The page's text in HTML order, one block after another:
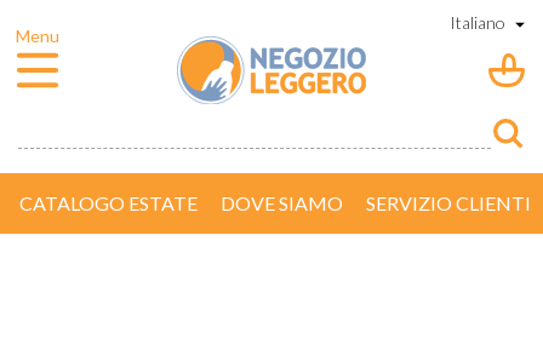
CATALOGO ESTATE DOVE SIAMO SERVIZIO CLIENTI